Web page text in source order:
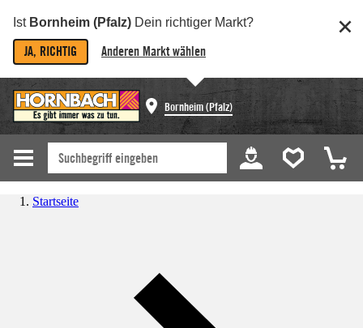
Ist Bornheim (Pfalz) Dein richtiger Markt?
JA, RICHTIG Anderen Markt wählen
Bornheim (Pfalz)
Startseite